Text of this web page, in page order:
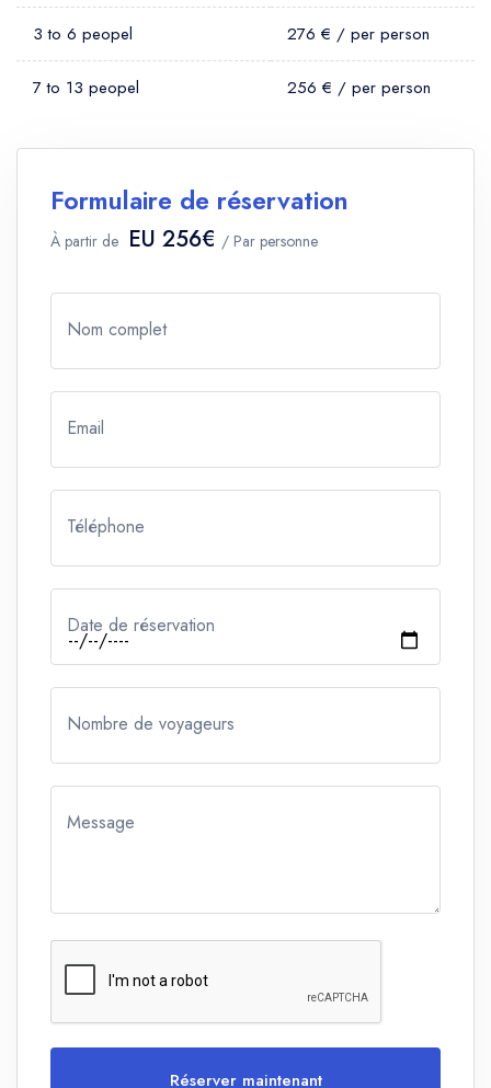
3 to 6 peopel 276 € / per person
7 to 13 peopel 256 € / per person
Formulaire de réservation
À partir de EU 256€ / Par personne
Nom complet
Email
Téléphone
Date de réservation
Nombre de voyageurs
Message
Réserver maintenant